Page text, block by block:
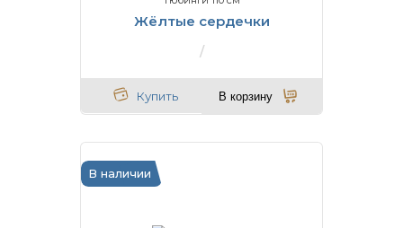
Жёлтые сердечки
Купить В корзину
В наличии